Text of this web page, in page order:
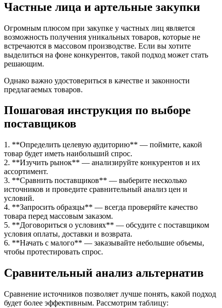
Частные лица и артельные закупки
Огромным плюсом при закупке у частных лиц является
возможность получения уникальных товаров, которые не
встречаются в массовом производстве. Если вы хотите
выделиться на фоне конкурентов, такой подход может стать
решающим.
Однако важно удостовериться в качестве и законности
предлагаемых товаров.
Пошаговая инструкция по выборе
поставщиков
1. **Определить целевую аудиторию** — поймите, какой
товар будет иметь наибольший спрос.
2. **Изучить рынок** — анализируйте конкурентов и их
ассортимент.
3. **Сравнить поставщиков** — выберите несколько
источников и проведите сравнительный анализ цен и
условий.
4. **Запросить образцы** — всегда проверяйте качество
товара перед массовым заказом.
5. **Договориться о условиях** — обсудите с поставщиком
условия оплаты, доставки и возврата.
6. **Начать с малого** — заказывайте небольшие объемы,
чтобы протестировать спрос.
Сравнительный анализ альтернатив
Сравнение источников позволяет лучше понять, какой подход
будет более эффективным. Рассмотрим таблицу: